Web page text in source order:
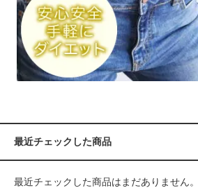
最近チェックした商品
最近チェックした商品はまだありません。